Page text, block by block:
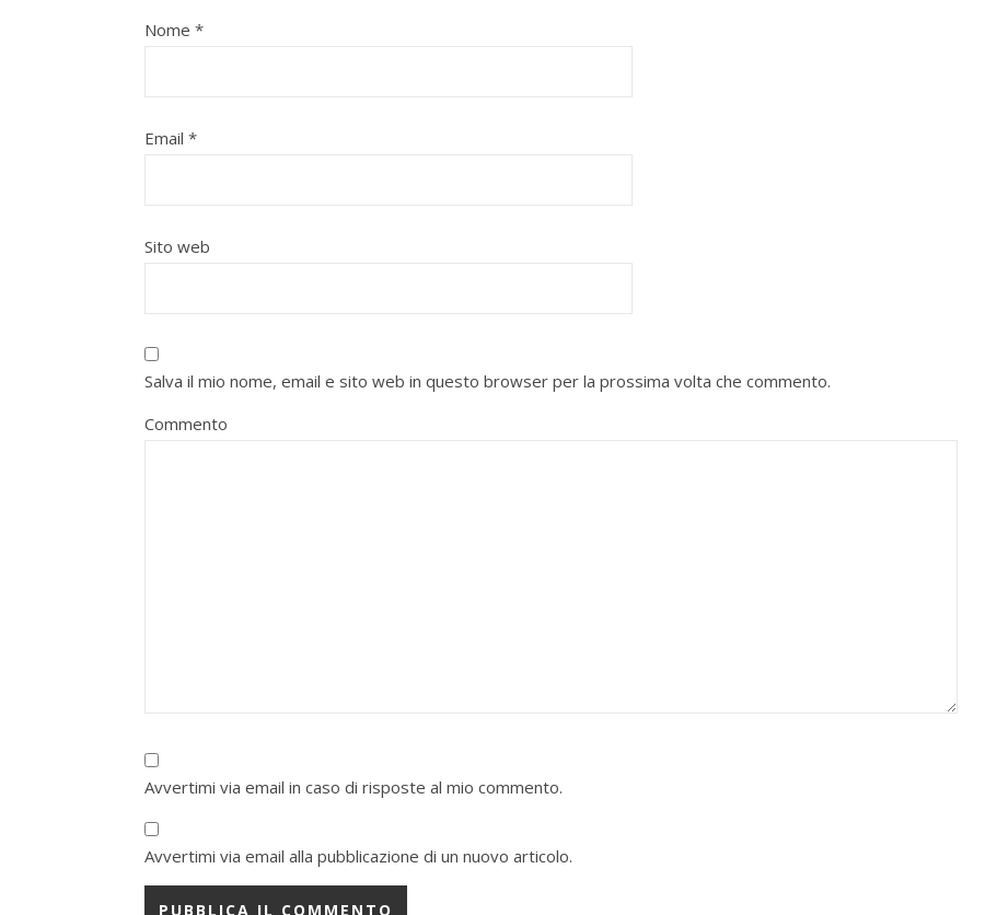
Nome *
Email *
Sito web
Salva il mio nome, email e sito web in questo browser per la prossima volta che commento.
Commento
Avvertimi via email in caso di risposte al mio commento.
Avvertimi via email alla pubblicazione di un nuovo articolo.